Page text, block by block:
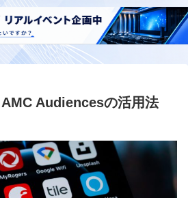
Audiencesの活用法